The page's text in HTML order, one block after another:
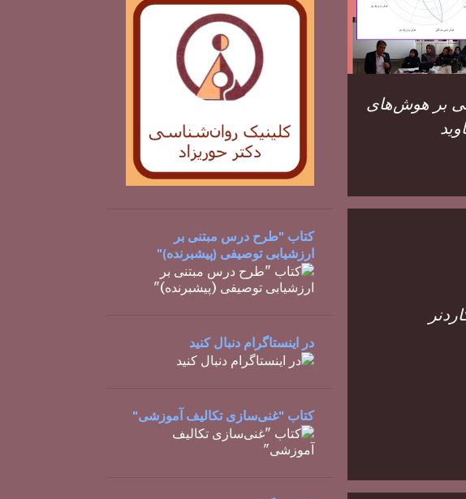
بر هوش‌های
کتاب "طرح درس مبتنی بر
ارزشیابی توصیفی (پیشبرنده)"
در اینستاگرام دنبال کنید
کتاب "غنی‌سازی تکالیف آموزشی"